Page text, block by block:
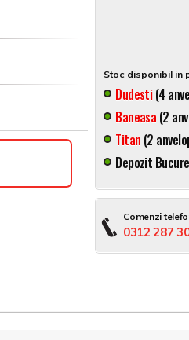
Stoc disponibil in
Dudesti(4
Baneasa (2
Titan (2
Depozit
Comenzi
0312 287